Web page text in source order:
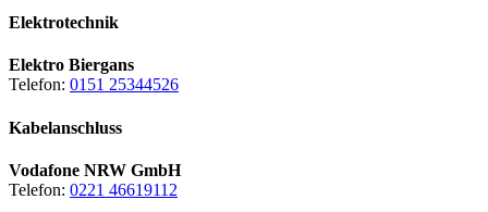
Elektrotechnik
Elektro Biergans
Telefon: 0151 25344526
Kabelanschluss
Vodafone NRW GmbH
Telefon: 0221 46619112